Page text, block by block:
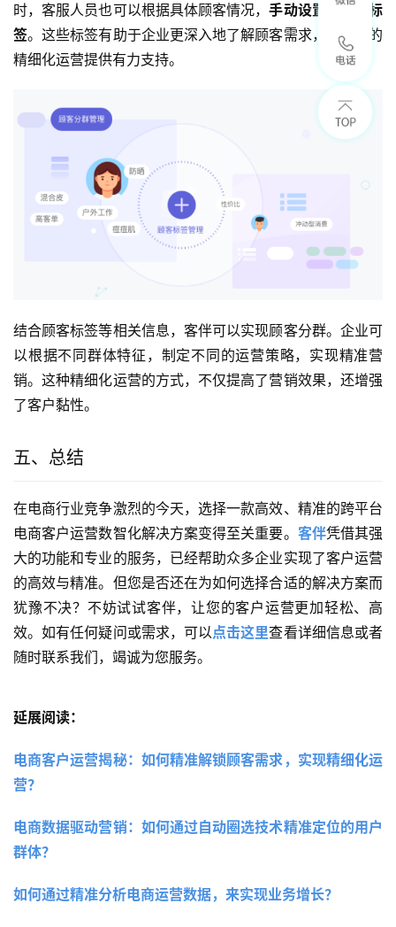
时，客服人员也可以根据具体顾客情况，手动设置个性化标
签。这些标签有助于企业更深入地了解顾客需求，为后续的
精细化运营提供有力支持。
结合顾客标签等相关信息，客伴可以实现顾客分群。企业可
以根据不同群体特征，制定不同的运营策略，实现精准营
销。这种精细化运营的方式，不仅提高了营销效果，还增强
了客户黏性。
五、总结
在电商行业竞争激烈的今天，选择一款高效、精准的跨平台
电商客户运营数智化解决方案变得至关重要。 客伴凭借其强
大的功能和专业的服务，已经帮助众多企业实现了客户运营
的高效与精准。但您是否还在为如何选择合适的解决方案而
犹豫不决？不妨试试客伴，让您的客户运营更加轻松、高
效。如有任何疑问或需求，可以点击这里查看详细信息或者
随时联系我们，竭诚为您服务。
延展阅读：
电商客户运营揭秘：如何精准解锁顾客需求，实现精细化运
营？
电商数据驱动营销：如何通过自动圈选技术精准定位的用户
群体？
如何通过精准分析电商运营数据，来实现业务增长？